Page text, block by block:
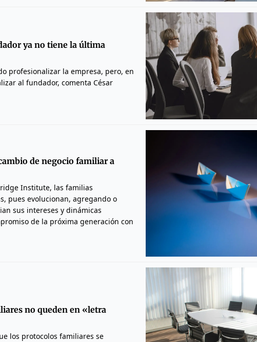
ya no tiene la última
profesionalizar la empresa, pero, en
al fundador, comenta César
de negocio familiar a
Institute, las familias
pues evolucionan, agregando o
sus intereses y dinámicas
de la próxima generación con
no queden en «letra
los protocolos familiares se